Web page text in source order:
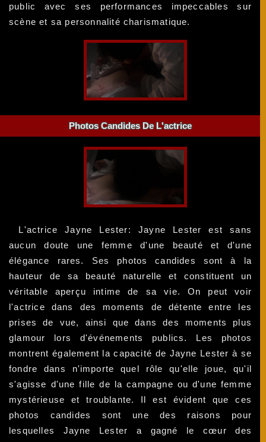
public avec ses performances impeccables sur
scène et sa personnalité charismatique.
Photos Candides De L'actrice
L'actrice Jayne Lester: Jayne Lester est sans
aucun doute une femme d'une beauté et d'une
élégance rares. Ses photos candides sont à la
hauteur de sa beauté naturelle et constituent un
véritable aperçu intime de sa vie. On peut voir
l'actrice dans des moments de détente entre les
prises de vue, ainsi que dans des moments plus
glamour lors d'événements publics. Les photos
montrent également la capacité de Jayne Lester à se
fondre dans n'importe quel rôle qu'elle joue, qu'il
s'agisse d'une fille de la campagne ou d'une femme
mystérieuse et troublante. Il est évident que ces
photos candides sont une des raisons pour
lesquelles Jayne Lester a gagné le cœur des